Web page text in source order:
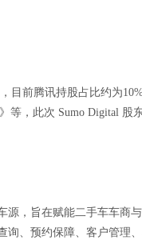
目前腾讯持股占比约为
，此次 Sumo Digital 股
，旨在赋能二手车车商
、预约保障、客户管理